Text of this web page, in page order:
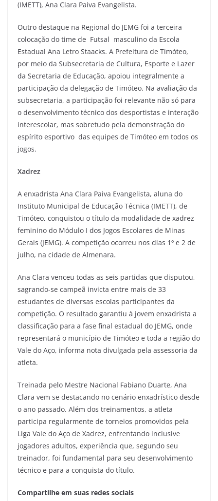
(IMETT), Ana Clara Paiva Evangelista.
Outro destaque na Regional do JEMG foi a terceira
colocação do time de Futsal masculino da Escola
Estadual Ana Letro Staacks. A Prefeitura de Timóteo,
por meio da Subsecretaria de Cultura, Esporte e Lazer
da Secretaria de Educação, apoiou integralmente a
participação da delegação de Timóteo. Na avaliação da
subsecretaria, a participação foi relevante não só para
o desenvolvimento técnico dos desportistas e interação
interescolar, mas sobretudo pela demonstração do
espírito esportivo das equipes de Timóteo em todos os
jogos.
Xadrez
A enxadrista Ana Clara Paiva Evangelista, aluna do
Instituto Municipal de Educação Técnica (IMETT), de
Timóteo, conquistou o título da modalidade de xadrez
feminino do Módulo I dos Jogos Escolares de Minas
Gerais (JEMG). A competição ocorreu nos dias 1º e 2 de
julho, na cidade de Almenara.
Ana Clara venceu todas as seis partidas que disputou,
sagrando-se campeã invicta entre mais de 33
estudantes de diversas escolas participantes da
competição. O resultado garantiu à jovem enxadrista a
classificação para a fase final estadual do JEMG, onde
representará o município de Timóteo e toda a região do
Vale do Aço, informa nota divulgada pela assessoria da
atleta.
Treinada pelo Mestre Nacional Fabiano Duarte, Ana
Clara vem se destacando no cenário enxadrístico desde
o ano passado. Além dos treinamentos, a atleta
participa regularmente de torneios promovidos pela
Liga Vale do Aço de Xadrez, enfrentando inclusive
jogadores adultos, experiência que, segundo seu
treinador, foi fundamental para seu desenvolvimento
técnico e para a conquista do título.
Compartilhe em suas redes sociais